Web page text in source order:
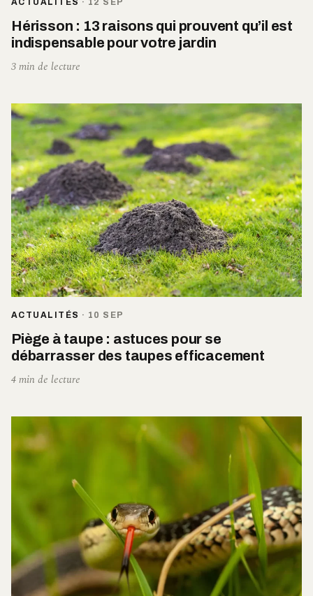
ACTUALITÉS · 12 SEP
Hérisson : 13 raisons qui prouvent qu’il est
indispensable pour votre jardin
3 min de lecture
ACTUALITÉS · 10 SEP
Piège à taupe : astuces pour se
débarrasser des taupes efficacement
4 min de lecture